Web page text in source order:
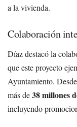
a la vivienda.
Colaboración
Díaz destacó la
que este proyecto
Ayuntamiento.
más de38 millones
incluyendo